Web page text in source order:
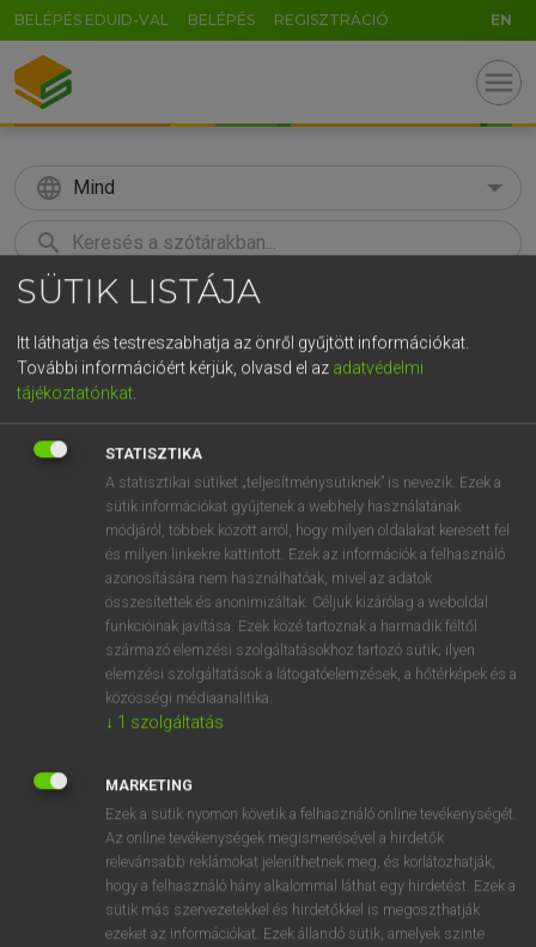
BELÉPÉS EDUID-VAL BELÉPÉS REGISZTRÁCIÓ EN
menu
language Mind
search
KERESÉS
Európai uniós terminológiai szótár
VAN ELŐFIZETÉSED?
Van előfizetésem a teljes szócikk megtekintéséhez.
BELÉPÉS
NINCS ELŐFIZETÉSED?
Nincs regisztrációm és előfizetésem. A szótár 2 órás,
díjmentes próbaverziójának elindításához regisztrálok és
belépek.
SÜTIK LISTÁJA
Itt láthatja és testreszabhatja az önről gyűjtött információkat.
További információért kérjük, olvasd el az adatvédelmi
tájékoztatónkat.
STATISZTIKA
A statisztikai sütiket „teljesítménysütiknek” is nevezik. Ezek a
sütik információkat gyűjtenek a webhely használatának
módjáról, többek között arról, hogy milyen oldalakat keresett fel
és milyen linkekre kattintott. Ezek az információk a felhasználó
azonosítására nem használhatóak, mivel az adatok
összesítettek és anonimizáltak. Céljuk kizárólag a weboldal
funkcióinak javítása. Ezek közé tartoznak a harmadik féltől
származó elemzési szolgáltatásokhoz tartozó sütik; ilyen
elemzési szolgáltatások a látogatóelemzések, a hőtérképek és a
közösségi médiaanalitika.
↓ 1 szolgáltatás
MARKETING
Ezek a sütik nyomon követik a felhasználó online tevékenységét.
Az online tevékenységek megismerésével a hirdetők
relevánsabb reklámokat jeleníthetnek meg, és korlátozhatják,
hogy a felhasználó hány alkalommal láthat egy hirdetést. Ezek a
sütik más szervezetekkel és hirdetőkkel is megoszthatják
ezeket az információkat. Ezek állandó sütik, amelyek szinte
GR
t z u i o p
g h j k l é á ű Ω
n m , . AltGr